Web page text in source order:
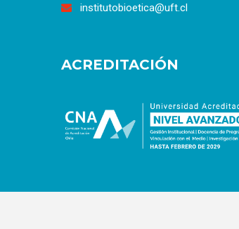
institutobioetica@uft.cl
ACREDITACIÓN